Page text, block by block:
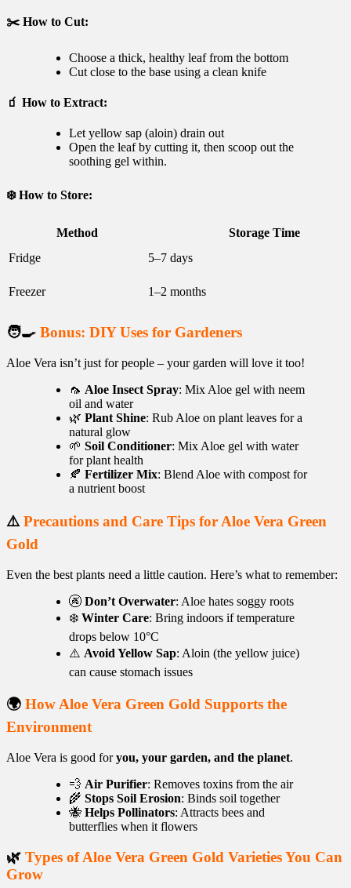
✂️ How to Cut:
Choose a thick, healthy leaf from the bottom
Cut close to the base using a clean knife
🧃 How to Extract:
Let yellow sap (aloin) drain out
Open the leaf by cutting it, then scoop out the
soothing gel within.
❄️ How to Store:
Method
Storage Time
Fridge
5–7 days
Freezer 1–2 months
🧑‍🍳 Bonus: DIY Uses for Gardeners
Aloe Vera isn’t just for people – your garden will love it too!
🦟 Aloe Insect Spray: Mix Aloe gel with neem
oil and water
🌿 Plant Shine: Rub Aloe on plant leaves for a
natural glow
🌱 Soil Conditioner: Mix Aloe gel with water
for plant health
🍂 Fertilizer Mix: Blend Aloe with compost for
a nutrient boost
⚠️ Precautions and Care Tips for Aloe Vera Green
Gold
Even the best plants need a little caution. Here’s what to remember:
🚱 Don’t Overwater: Aloe hates soggy roots
❄️ Winter Care: Bring indoors if temperature
drops below 10°C
⚠️ Avoid Yellow Sap: Aloin (the yellow juice)
can cause stomach issues
🌍 How Aloe Vera Green Gold Supports the
Environment
Aloe Vera is good foryou, your garden, and the planet.
💨 Air Purifier: Removes toxins from the air
🌾 Stops Soil Erosion: Binds soil together
🐝 Helps Pollinators: Attracts bees and
butterflies when it flowers
🌿 Types of Aloe Vera Green Gold Varieties You Can
Grow